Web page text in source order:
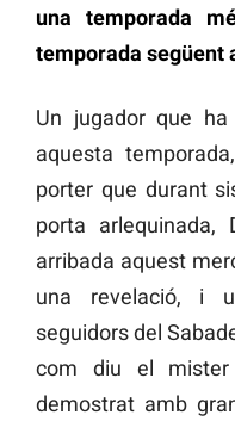
una temporada
temporada següent
Un jugador que
aquesta
porter que durant
porta arlequinada,
arribada aquest
una revelació, i
seguidors del
com diu el
demostrat amb